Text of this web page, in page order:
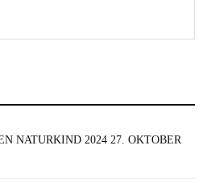
NATURKIND 2024 27. OKTOBER